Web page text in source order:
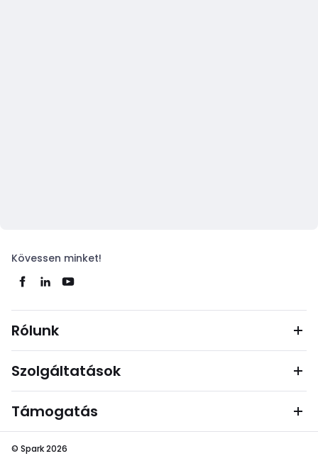
Kövessen minket!
Rólunk
Szolgáltatások
Támogatás
© Spark 2026